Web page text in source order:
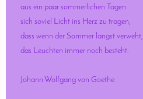
aus ein paar sommerlichen Tagen
sich soviel Licht ins Herz zu tragen,
dass wenn der Sommer längst verweht,
das Leuchten immer noch besteht.
Johann Wolfgang von Goethe